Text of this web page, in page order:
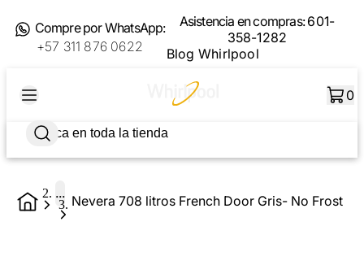
Compre por WhatsApp:
+57 311 876 0622
Asistencia en compras:601-
358-1282
Blog Whirlpool
0
... Nevera 708 litros French Door Gris- No Frost